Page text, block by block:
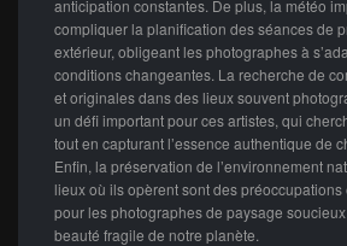
anticipation constantes. De plus, la météo
compliquer la planification des séances de
extérieur, obligeant les photographes à
conditions changeantes. La recherche de
et originales dans des lieux souvent
un défi important pour ces artistes, qui
tout en capturant l’essence authentique de
Enfin, la préservation de l’environnement
lieux où ils opèrent sont des
pour les photographes de paysage
beauté fragile de notre planète.